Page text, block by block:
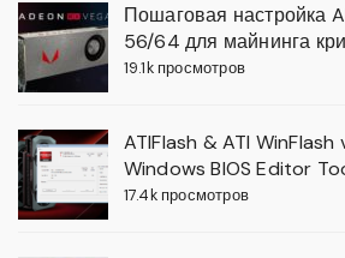
Пошаговая настройка
56/64 для майнинга
19.1k просмотров
ATIFlash & ATI WinFlash
Windows BIOS Editor
17.4k просмотров